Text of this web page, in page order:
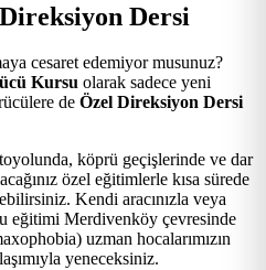
Dersi
cesaret edemiyor musunuz?
Kursu olarak sadece yeni
de Özel Direksiyon Dersi
köprü geçişlerinde ve dar
özel eğitimlerle kısa sürede
Kendi aracınızla veya
eğitimi Merdivenköy çevresinde
uzman hocalarımızın
yeneceksiniz.